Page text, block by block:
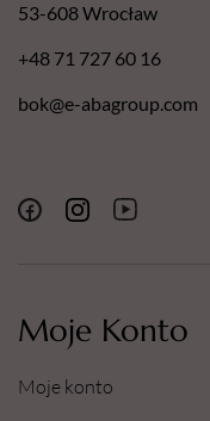
Moje Konto
Moje konto
53-608 Wrocław
+48 71 727 60 16
bok@e-abagroup.com